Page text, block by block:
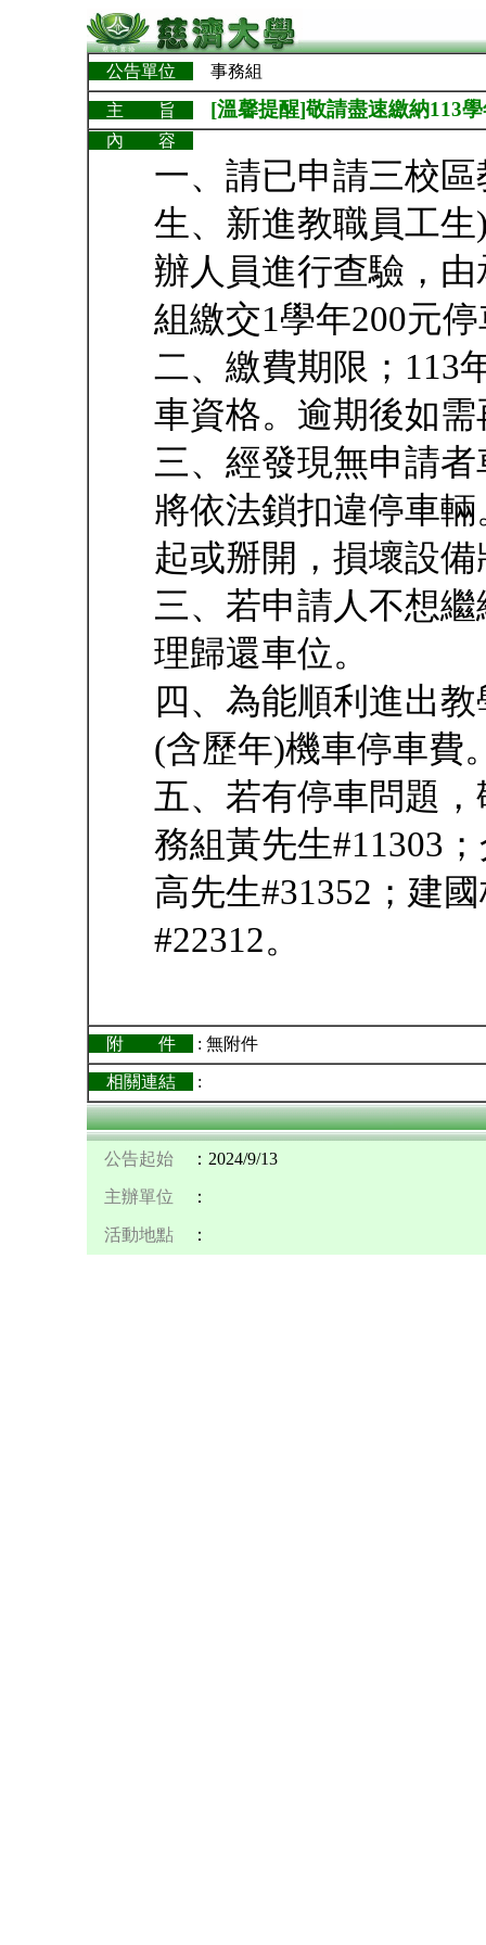
公告單位 事務組
主 旨 [溫馨提醒]敬請盡速繳納113
內 容
一、請已申請三校
生、新進教職員工
辦人員進行查驗，
組繳交1學年200元
二、繳費期限；113
車資格。逾期後如
三、經發現無申請
將依法鎖扣違停車
起或掰開，損壞設
三、若申請人不想
理歸還車位。
四、為能順利進出
(含歷年)機車停車費
五、若有停車問題
務組黃先生#11303
高先生#31352；建
#22312。
附 件 : 無附件
相關連結 :
公告起始 ：2024/9/13
主辦單位 ：
活動地點 ：